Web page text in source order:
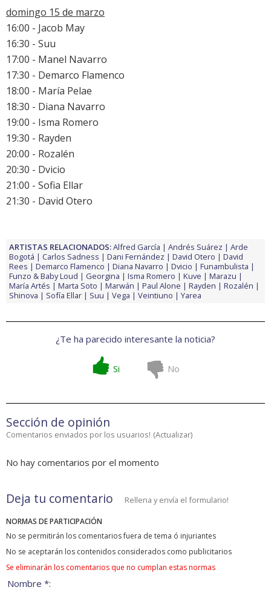
domingo 15 de marzo
16:00 - Jacob May
16:30 - Suu
17:00 - Manel Navarro
17:30 - Demarco Flamenco
18:00 - María Pelae
18:30 - Diana Navarro
19:00 - Isma Romero
19:30 - Rayden
20:00 - Rozalén
20:30 - Dvicio
21:00 - Sofia Ellar
21:30 - David Otero
ARTISTAS RELACIONADOS:Alfred García Andrés Suárez
Arde
Bogotá
Carlos Sadness Dani Fernández David Otero
David
Rees
Demarco Flamenco Diana Navarro Dvicio
Funambulista
Funzo & Baby Loud
Georgina Isma Romero Kuve
Marazu
María Artés
Marta Soto Marwán Paul Alone Rayden
Rozalén
Shinova
Sofía Ellar Suu Vega Veintiuno Yarea
¿Te ha parecido interesante la noticia?
Si No
Sección de opinión
Comentarios enviados por los usuarios! (Actualizar)
No hay comentarios por el momento
Deja tu comentario Rellena y envía el formulario!
NORMAS DE PARTICIPACIÓN
No se permitirán los comentarios fuera de tema ó injuriantes
No se aceptarán los contenidos considerados como publicitarios
Se eliminarán los comentarios que no cumplan estas normas
Nombre *: